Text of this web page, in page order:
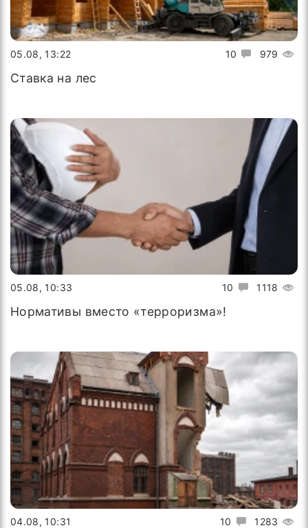
10 979
05.08, 13:22
Ставка на лес
10 1118
05.08, 10:33
Нормативы вместо «терроризма»!
10 1283
04.08, 10:31